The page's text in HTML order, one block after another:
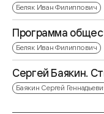
Беляк Иван Филиппович
Программа
Беляк Иван Филиппович
Сергей Баякин.
Баякин Сергей